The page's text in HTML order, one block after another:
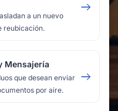
a un nuevo
reubicación.
Mensajería
que desean enviar
por aire.